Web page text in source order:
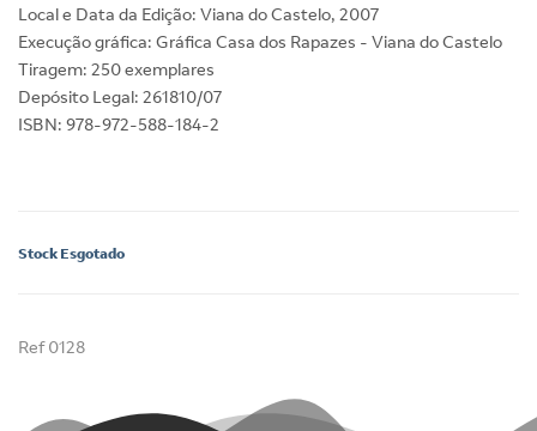
Local e Data da Edição: Viana do Castelo, 2007
Execução gráfica: Gráfica Casa dos Rapazes - Viana do Castelo
Tiragem: 250 exemplares
Depósito Legal: 261810/07
ISBN: 978-972-588-184-2
Stock Esgotado
Ref 0128